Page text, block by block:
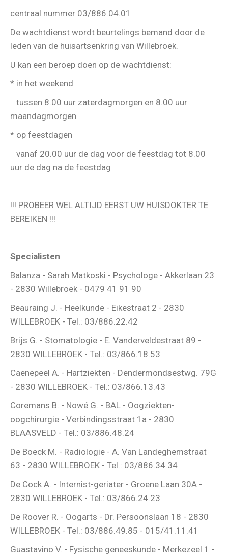
centraal nummer 03/886.04.01
De wachtdienst wordt beurtelings bemand door de
leden van de huisartsenkring van Willebroek.
U kan een beroep doen op de wachtdienst:
* in het weekend
tussen 8.00 uur zaterdagmorgen en 8.00 uur
maandagmorgen
* op feestdagen
vanaf 20.00 uur de dag voor de feestdag tot 8.00
uur de dag na de feestdag
!!! PROBEER WEL ALTIJD EERST UW HUISDOKTER TE
BEREIKEN !!!
Specialisten
Balanza - Sarah Matkoski - Psychologe - Akkerlaan 23
- 2830 Willebroek - 0479 41 91 90
Beauraing J. - Heelkunde - Eikestraat 2 - 2830
WILLEBROEK - Tel.: 03/886.22.42
Brijs G. - Stomatologie - E. Vanderveldestraat 89 -
2830 WILLEBROEK - Tel.: 03/866.18.53
Caenepeel A. - Hartziekten - Dendermondsestwg. 79G
- 2830 WILLEBROEK - Tel.: 03/866.13.43
Coremans B. - Nowé G. - BAL - Oogziekten-
oogchirurgie - Verbindingsstraat 1a - 2830
BLAASVELD - Tel.: 03/886.48.24
De Boeck M. - Radiologie - A. Van Landeghemstraat
63 - 2830 WILLEBROEK - Tel.: 03/886.34.34
De Cock A. - Internist-geriater - Groene Laan 30A -
2830 WILLEBROEK - Tel.: 03/866.24.23
De Roover R. - Oogarts - Dr. Persoonslaan 18 - 2830
WILLEBROEK - Tel.: 03/886.49.85 - 015/41.11.41
Guastavino V. - Fysische geneeskunde - Merkezeel 1 -